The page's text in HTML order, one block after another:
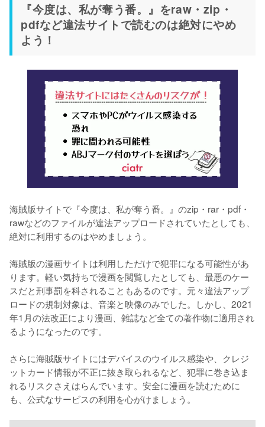
『今度は、私が奪う番。』をraw・zip・
pdfなど違法サイトで読むのは絶対にやめ
よう！
海賊版サイトで『今度は、私が奪う番。』のzip・rar・pdf・
rawなどのファイルが違法アップロードされていたとしても、
絶対に利用するのはやめましょう。
海賊版の漫画サイトは利用しただけで犯罪になる可能性があ
ります。軽い気持ちで漫画を閲覧したとしても、最悪のケー
スだと刑事罰を科されることもあるのです。元々違法アップ
ロードの規制対象は、音楽と映像のみでした。しかし、2021
年1月の法改正により漫画、雑誌など全ての著作物に適用され
るようになったのです。
さらに海賊版サイトにはデバイスのウイルス感染や、クレジ
ットカード情報が不正に抜き取られるなど、犯罪に巻き込ま
れるリスクさえはらんでいます。安全に漫画を読むために
も、公式なサービスの利用を心がけましょう。